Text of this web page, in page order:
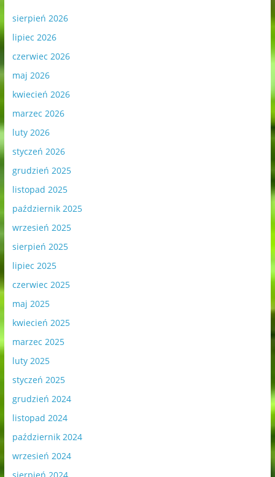
sierpień 2026
lipiec 2026
czerwiec 2026
maj 2026
kwiecień 2026
marzec 2026
luty 2026
styczeń 2026
grudzień 2025
listopad 2025
październik 2025
wrzesień 2025
sierpień 2025
lipiec 2025
czerwiec 2025
maj 2025
kwiecień 2025
marzec 2025
luty 2025
styczeń 2025
grudzień 2024
listopad 2024
październik 2024
wrzesień 2024